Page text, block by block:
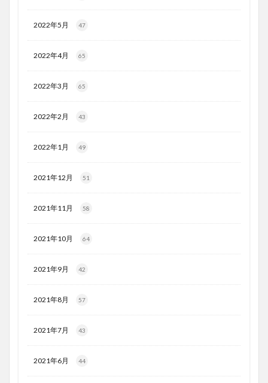
2022年5月 47
2022年4月 65
2022年3月 65
2022年2月 43
2022年1月 49
2021年12月 51
2021年11月 58
2021年10月 64
2021年9月 42
2021年8月 57
2021年7月 43
2021年6月 44